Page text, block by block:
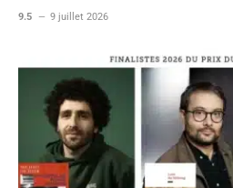
9.5 9 juillet 2026